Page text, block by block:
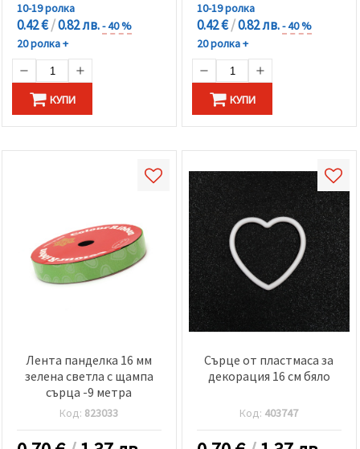
10-19 ролка
0.42 €/0.82 лв.- 40 %
20 ролка +
КУПИ
10-19 ролка
0.42 €/0.82 лв.- 40 %
20 ролка +
КУПИ
Лента панделка 16 мм
зелена светла с щампа
сърца -9 метра
Код: 823033
Сърце от пластмаса за
декорация 16 см бяло
Код: 403747